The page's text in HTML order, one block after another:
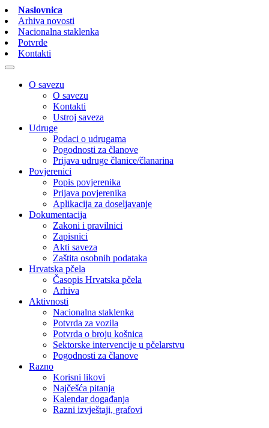
Naslovnica
Arhiva novosti
Nacionalna staklenka
Potvrde
Kontakti
O savezu
O savezu
Kontakti
Ustroj saveza
Udruge
Podaci o udrugama
Pogodnosti za članove
Prijava udruge članice/članarina
Povjerenici
Popis povjerenika
Prijava povjerenika
Aplikacija za doseljavanje
Dokumentacija
Zakoni i pravilnici
Zapisnici
Akti saveza
Zaštita osobnih podataka
Hrvatska pčela
Časopis Hrvatska pčela
Arhiva
Aktivnosti
Nacionalna staklenka
Potvrda za vozila
Potvrda o broju košnica
Sektorske intervencije u pčelarstvu
Pogodnosti za članove
Razno
Korisni likovi
Najčešća pitanja
Kalendar događanja
Razni izvještaji, grafovi